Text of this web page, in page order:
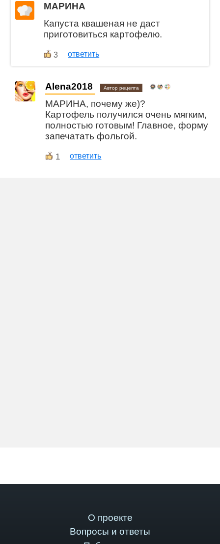
МАРИНА
Капуста квашеная не даст
приготовиться картофелю.
3 ответить
Alena2018 Автор рецепта
МАРИНА, почему же)?
Картофель получился очень мягким,
полностью готовым! Главное, форму
запечатать фольгой.
1 ответить
О проекте
Вопросы и ответы